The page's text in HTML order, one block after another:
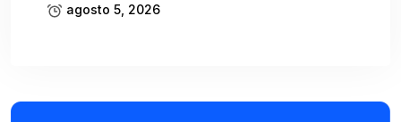
agosto 5, 2026